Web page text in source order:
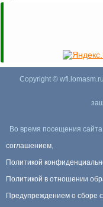
Copyright ©
Во время посещения
соглашением,
Политикой
Политикой в отношении
Предупреждением о сборе